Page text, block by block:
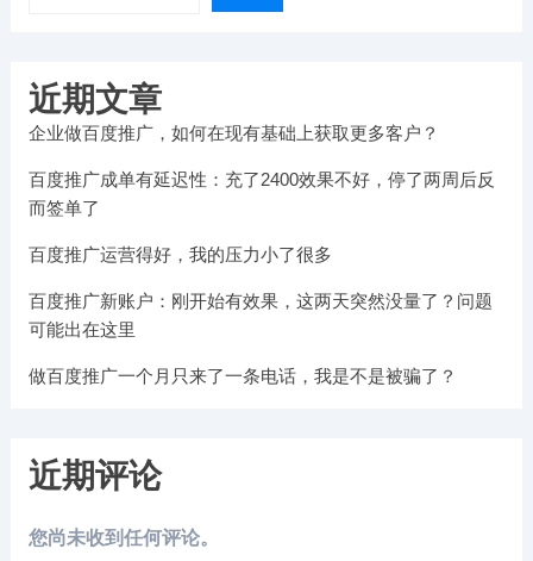
近期文章
企业做百度推广，如何在现有基础上获取更多客户？
百度推广成单有延迟性：充了2400效果不好，停了两周后反
而签单了
百度推广运营得好，我的压力小了很多
百度推广新账户：刚开始有效果，这两天突然没量了？问题
可能出在这里
做百度推广一个月只来了一条电话，我是不是被骗了？
近期评论
您尚未收到任何评论。